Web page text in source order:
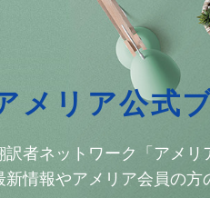
メリア公式
訳者ネットワーク「アメリ
新情報やアメリア会員の方